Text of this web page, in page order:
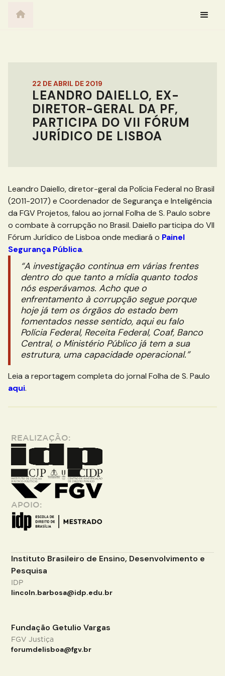
22 DE ABRIL DE 2019
LEANDRO DAIELLO, EX-
DIRETOR-GERAL DA PF,
PARTICIPA DO VII FÓRUM
JURÍDICO DE LISBOA
Leandro Daiello, diretor-geral da Polícia Federal no Brasil
(2011-2017) e Coordenador de Segurança e Inteligência
da FGV Projetos, falou ao jornal Folha de S. Paulo sobre
o combate à corrupção no Brasil. Daiello participa do VII
Fórum Jurídico de Lisboa onde mediará o Painel
Segurança Pública.
“A investigação continua em várias frentes
dentro do que tanto a mídia quanto todos
nós esperávamos. Acho que o
enfrentamento à corrupção segue porque
hoje já tem os órgãos do estado bem
fomentados nesse sentido, aqui eu falo
Polícia Federal, Receita Federal, Coaf, Banco
Central, o Ministério Público já tem a sua
estrutura, uma capacidade operacional.”
Leia a reportagem completa do jornal Folha de S. Paulo
aqui.
REALIZAÇÃO:
APOIO:
Instituto Brasileiro de Ensino, Desenvolvimento e
Pesquisa
IDP
lincoln.barbosa@idp.edu.br
Fundação Getulio Vargas
FGV Justiça
forumdelisboa@fgv.br